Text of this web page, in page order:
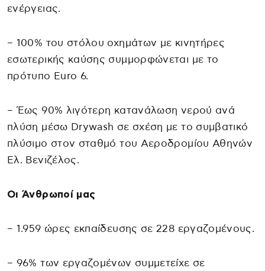
ενέργειας.
– 100% του στόλου οχημάτων με κινητήρες
εσωτερικής καύσης συμμορφώνεται με το
πρότυπο Euro 6.
– Έως 90% λιγότερη κατανάλωση νερού ανά
πλύση μέσω Drywash σε σχέση με το συμβατικό
πλύσιμο στον σταθμό του Αεροδρομίου Αθηνών
Ελ. Βενιζέλος.
Οι Άνθρωποί μας
– 1.959 ώρες εκπαίδευσης σε 228 εργαζομένους.
– 96% των εργαζομένων συμμετείχε σε